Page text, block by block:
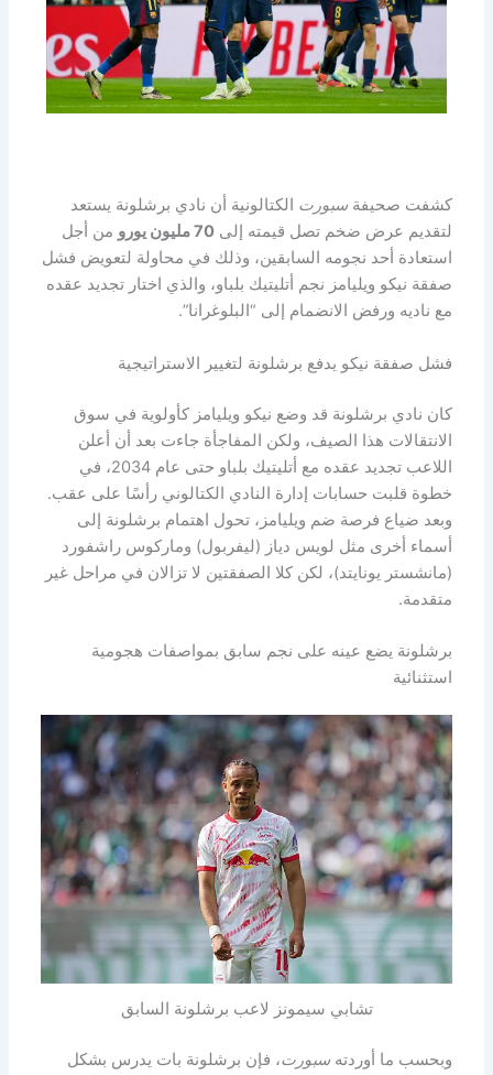
كشفت صحيفةسبورت الكتالونية أن نادي برشلونة يستعد
لتقديم عرض ضخم تصل قيمته إلى70 مليون يورو
من أجل
استعادة أحد نجومه السابقين، وذلك في محاولة لتعويض فشل
صفقة نيكو ويليامز نجم أتليتيك بلباو، والذي اختار تجديد عقده
مع ناديه ورفض الانضمام إلى “البلوغرانا”.
فشل صفقة نيكو يدفع برشلونة لتغيير الاستراتيجية
كان نادي برشلونة قد وضع نيكو ويليامز كأولوية في سوق
الانتقالات هذا الصيف، ولكن المفاجأة جاءت بعد أن أعلن
اللاعب تجديد عقده مع أتليتيك بلباو حتى عام 2034، في
خطوة قلبت حسابات إدارة النادي الكتالوني رأسًا على عقب.
وبعد ضياع فرصة ضم ويليامز، تحول اهتمام برشلونة إلى
أسماء أخرى مثل لويس دياز (ليفربول) وماركوس راشفورد
(مانشستر يونايتد)، لكن كلا الصفقتين لا تزالان في مراحل غير
متقدمة.
برشلونة يضع عينه على نجم سابق بمواصفات هجومية
استثنائية
تشابي سيمونز لاعب برشلونة السابق
وبحسب ما أوردتهسبورت، فإن برشلونة بات يدرس بشكل